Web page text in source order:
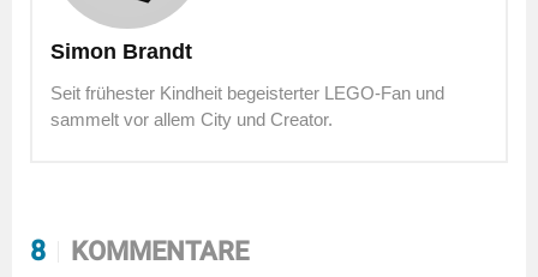
Simon Brandt
Seit frühester Kindheit begeisterter LEGO-Fan und
sammelt vor allem City und Creator.
8 KOMMENTARE